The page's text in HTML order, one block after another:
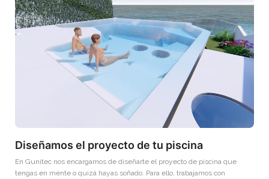
Diseñamos el proyecto de tu piscina
En Gunitec nos encargamos de diseñarte el proyecto de piscina que
tengas en mente o quizá hayas soñado. Para ello, trabajamos con